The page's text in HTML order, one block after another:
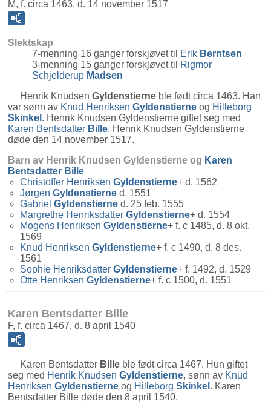
M, f. circa 1463, d. 14 november 1517
Slektskap
7-menning 16 ganger forskjøvet til
Erik Berntsen
3-menning 15 ganger forskjøvet til
Rigmor
Schjelderup Madsen
Henrik Knudsen Gyldenstierne ble født circa 1463. Han
var sønn av Knud Henriksen Gyldenstierne og Hilleborg
Skinkel . Henrik Knudsen Gyldenstierne giftet seg med
Karen Bentsdatter Bille. Henrik Knudsen Gyldenstierne
døde den 14 november 1517.
Barn av Henrik Knudsen Gyldenstierne og Karen
Bentsdatter Bille
Christoffer Henriksen Gyldenstierne+ d. 1562
Jørgen Gyldenstierne d. 1551
Gabriel Gyldenstierne d. 25 feb. 1555
Margrethe Henriksdatter Gyldenstierne+ d. 1554
Mogens Henriksen Gyldenstierne+ f. c 1485, d. 8 okt.
1569
Knud Henriksen Gyldenstierne+ f. c 1490, d. 8 des.
1561
Sophie Henriksdatter Gyldenstierne+ f. 1492, d. 1529
Otte Henriksen Gyldenstierne+ f. c 1500, d. 1551
Karen Bentsdatter Bille
F, f. circa 1467, d. 8 april 1540
Karen Bentsdatter Bille ble født circa 1467. Hun giftet
seg med Henrik Knudsen Gyldenstierne, sønn av Knud
Henriksen Gyldenstierne og Hilleborg Skinkel . Karen
Bentsdatter Bille døde den 8 april 1540.